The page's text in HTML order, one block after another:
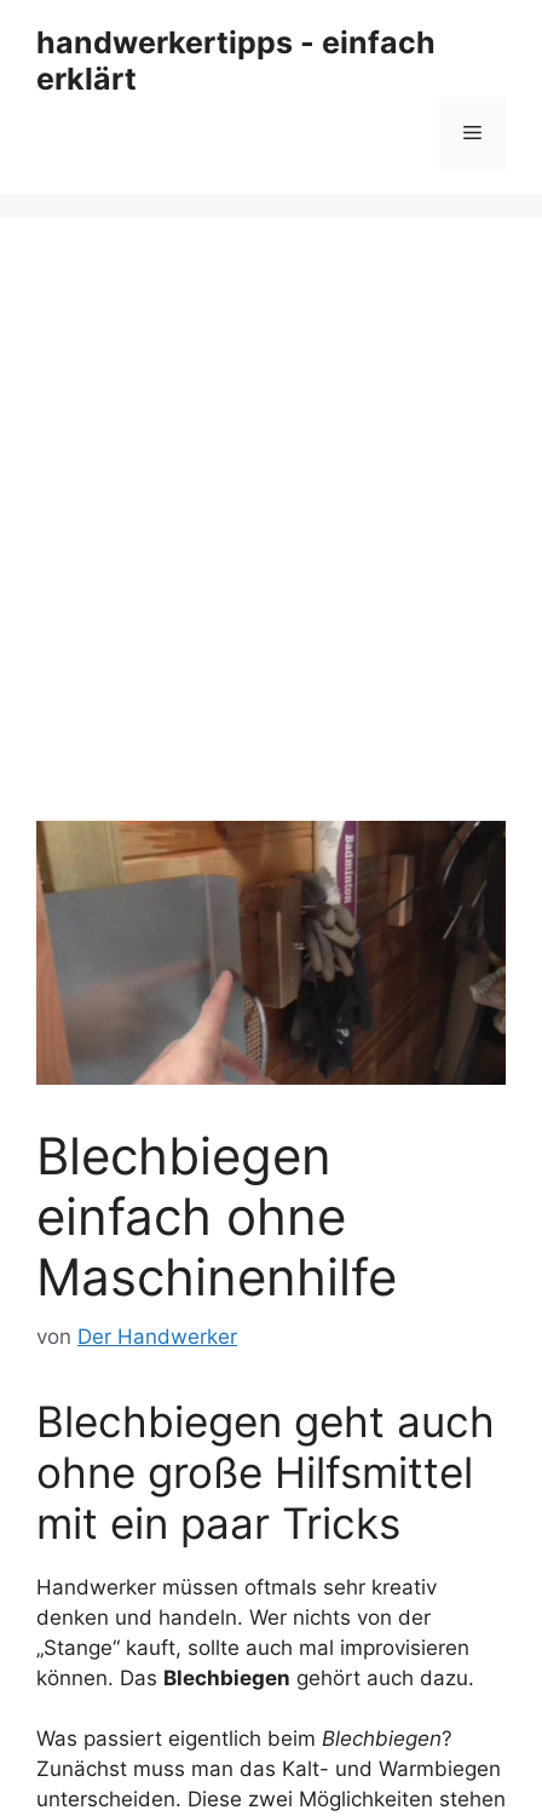
Inhalt
springen
handwerkertipps - einfach
erklärt
Menü
Blechbiegen
einfach ohne
Maschinenhilfe
von Der Handwerker
Blechbiegen geht auch
ohne große Hilfsmittel
mit ein paar Tricks
Handwerker müssen oftmals sehr kreativ
denken und handeln. Wer nichts von der
„Stange“ kauft, sollte auch mal improvisieren
können. Das Blechbiegen gehört auch dazu.
Was passiert eigentlich beim Blechbiegen?
Zunächst muss man das Kalt- und Warmbiegen
unterscheiden. Diese zwei Möglichkeiten stehen